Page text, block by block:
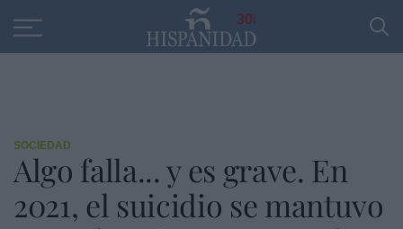
30
SOCIEDAD
Algo falla... y es grave. En
2021, el suicidio se mantuvo